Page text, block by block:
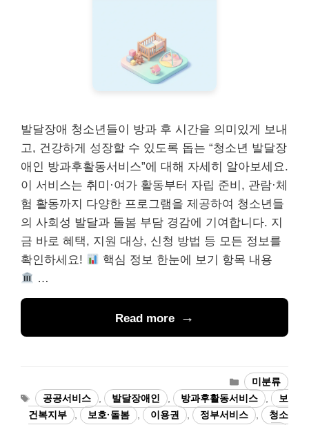
발달장애 청소년들이 방과 후 시간을 의미있게 보내
고, 건강하게 성장할 수 있도록 돕는 “청소년 발달장
애인 방과후활동서비스”에 대해 자세히 알아보세요.
이 서비스는 취미·여가 활동부터 자립 준비, 관람·체
험 활동까지 다양한 프로그램을 제공하여 청소년들
의 사회성 발달과 돌봄 부담 경감에 기여합니다. 지
금 바로 혜택, 지원 대상, 신청 방법 등 모든 정보를
확인하세요!
핵심 정보 한눈에 보기 항목 내용
…
Read more
카
테
고
리
미분류
태
그
공공서비스 , 발달장애인 , 방과후활동서비스 ,
보
건복지부
, 보호·돌봄 , 이용권 , 정부서비스 ,
청소